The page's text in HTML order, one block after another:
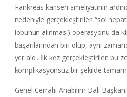
Pankreas kanseri ameliyatının
nedeniyle gerçekleştirilen “sol
lobunun alınması) operasyonu da
başarılarından biri olup, aynı
yer aldı. İlk kez gerçekleştirilen bu
komplikasyonsuz bir şekilde
Genel Cerrahi Anabilim Dalı